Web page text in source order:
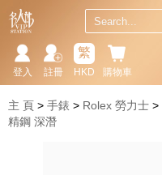
購物車
繁
HKD
註冊
登入
主 頁 手錶 Rolex 勞力士
精鋼 深潛